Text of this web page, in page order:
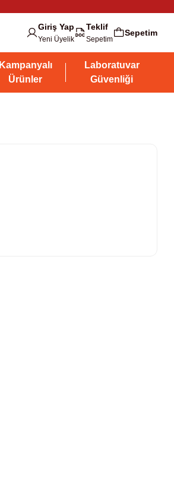
Giriş Yap
Yeni Üyelik
Teklif
Sepetim
Sepetim
Kampanyalı
Ürünler
Laboratuvar
Güvenliği